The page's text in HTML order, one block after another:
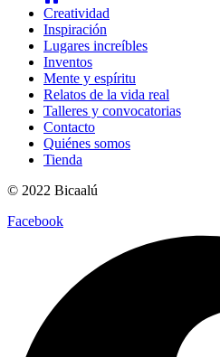
Creatividad
Inspiración
Lugares increíbles
Inventos
Mente y espíritu
Relatos de la vida real
Talleres y convocatorias
Contacto
Quiénes somos
Tienda
© 2022 Bicaalú
Facebook